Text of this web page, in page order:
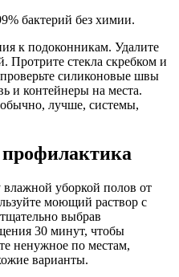
бактерий без химии.
к подоконникам. Удалите
стекла скребком и
силиконовые швы
и контейнеры на места.
лучше, системы,
уборкой полов от
моющий раствор с
выбрав
30 минут, чтобы
ненужное по местам,
варианты.